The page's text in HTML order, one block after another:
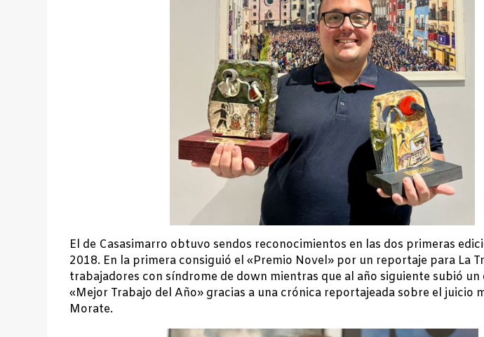
El de Casasimarro obtuvo sendos reconocimientos en las dos primeras
2018. En la primera consiguió el «Premio Novel» por un reportaje para La
trabajadores con síndrome de down mientras que al año siguiente subió un
«Mejor Trabajo del Año» gracias a una crónica reportajeada sobre el juicio
Morate.